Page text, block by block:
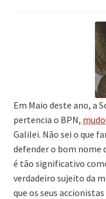
Em Maio deste ano, a
pertencia o BPN,
Galilei. Não sei o que
defender o bom nome
é tão significativo
verdadeiro sujeito da
que os seus